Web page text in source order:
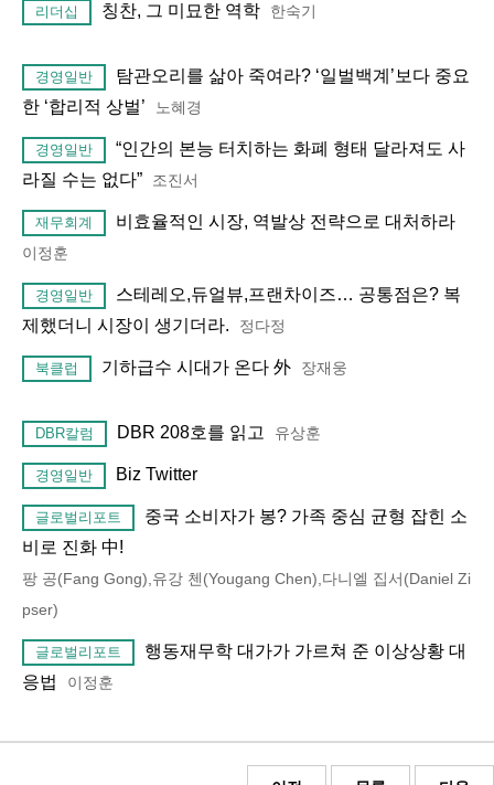
리더십 칭찬, 그 미묘한 역학 한숙기
경영일반
탐관오리를 삶아 죽여라? ‘일벌백계’보다 중요
한 ‘합리적 상벌’
노혜경
경영일반
“인간의 본능 터치하는 화폐 형태 달라져도 사
라질 수는 없다”
조진서
재무회계 비효율적인 시장, 역발상 전략으로 대처하라
이정훈
경영일반
스테레오,듀얼뷰,프랜차이즈… 공통점은? 복
제했더니 시장이 생기더라.
정다정
북클럽 기하급수 시대가 온다 外 장재웅
DBR칼럼 DBR 208호를 읽고 유상훈
경영일반 Biz Twitter
글로벌리포트
중국 소비자가 봉? 가족 중심 균형 잡힌 소
비로 진화 中!
팡 공(Fang Gong),유강 첸(Yougang Chen),다니엘 집서(Daniel Zi
pser)
글로벌리포트
행동재무학 대가가 가르쳐 준 이상상황 대
응법
이정훈